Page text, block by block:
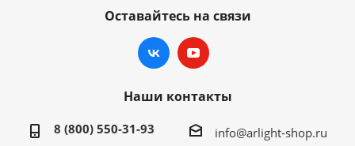
Оставайтесь на связи
Наши контакты
8 (800) 550-31-93 info@arlight-shop.ru